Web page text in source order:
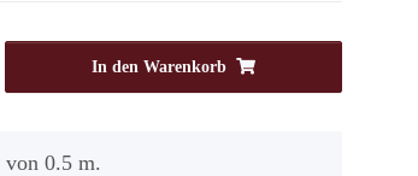
In den Warenkorb
von 0.5 m.